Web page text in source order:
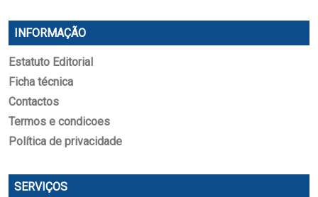
INFORMAÇÃO
Estatuto Editorial
Ficha técnica
Contactos
Termos e condicoes
Política de privacidade
SERVIÇOS